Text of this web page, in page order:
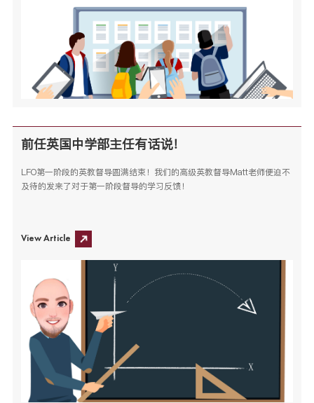
前任英国中学部主任有话说！
LFO第一阶段的英教督导圆满结束！我们的高级英教督导Matt老师便迫不
及待的发来了对于第一阶段督导的学习反馈！
View Article